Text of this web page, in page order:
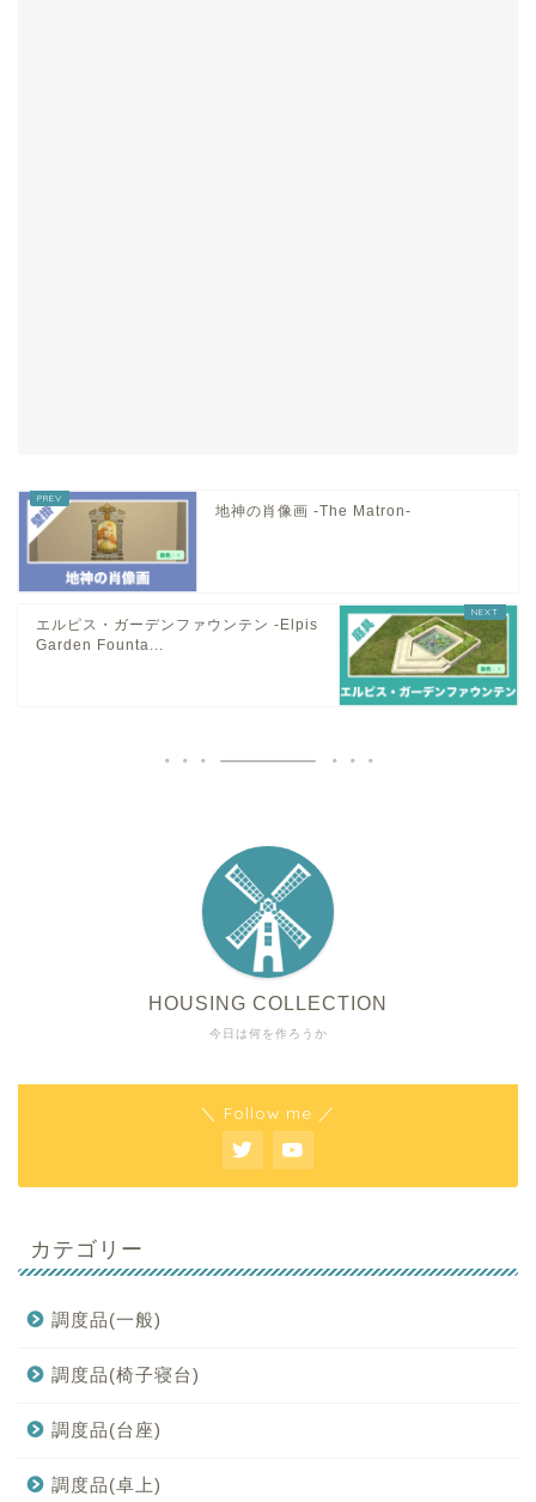
地神の肖像画 -The Matron-
エルピス・ガーデンファウンテン -Elpis
Garden Founta...
今日は何を作ろうか
HOUSING COLLECTION
＼ Follow me ／
カテゴリー
調度品(一般)
調度品(椅子寝台)
調度品(台座)
調度品(卓上)